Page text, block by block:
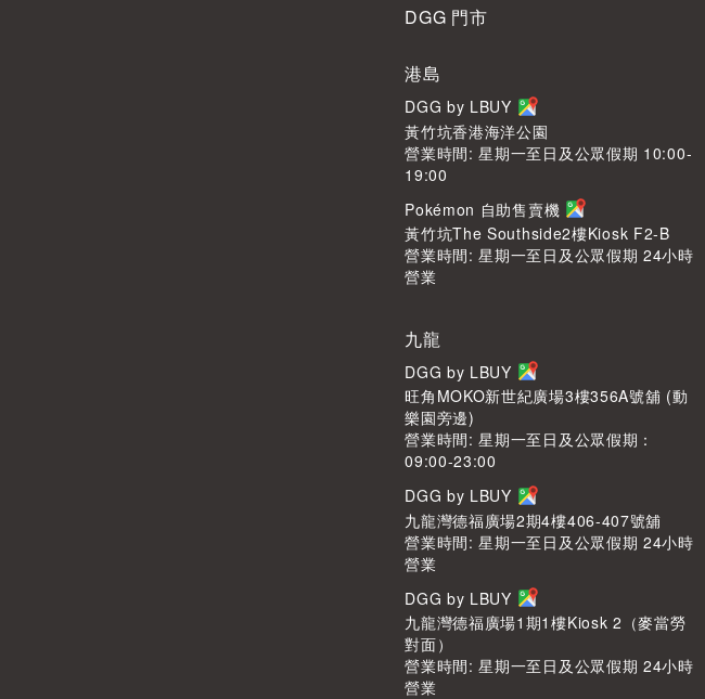
DGG 門市
港島
DGG by LBUY
黃竹坑香港海洋公園
營業時間: 星期一至日及公眾假期 10:00-
19:00
Pokémon 自助售賣機
黃竹坑The Southside2樓Kiosk F2-B
營業時間: 星期一至日及公眾假期 24小時
營業
九龍
DGG by LBUY
旺角MOKO新世紀廣場3樓356A號舖 (動
樂園旁邊)
營業時間: 星期一至日及公眾假期：
09:00-23:00
DGG by LBUY
九龍灣德福廣場2期4樓406-407號舖
營業時間: 星期一至日及公眾假期 24小時
營業
DGG by LBUY
九龍灣德福廣場1期1樓Kiosk 2（麥當勞
對面）
營業時間: 星期一至日及公眾假期 24小時
營業